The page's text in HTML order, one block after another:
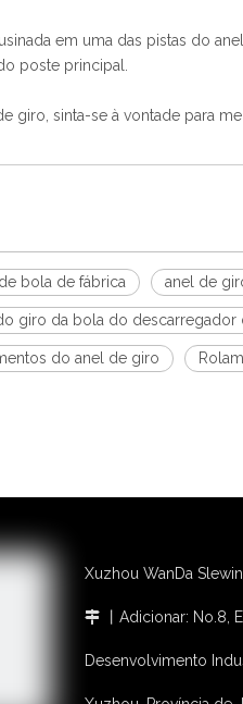
em uma das pistas do
poste principal.
giro, sinta-se à vontade para
bola de fábrica anel de
giro da bola do descarregador
do anel de giro
Xuzhou WanDa
 丨Adicionar: No.8,
Desenvolvimento